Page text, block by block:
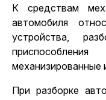
К средствам
автомобиля
устройства,
механизированные
При разборке